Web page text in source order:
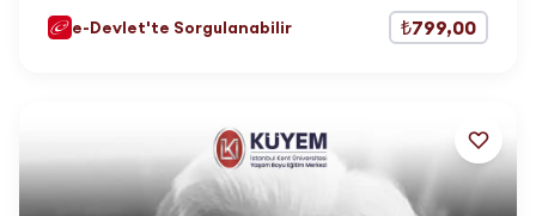
e-Devlet'te Sorgulanabilir ₺799,00